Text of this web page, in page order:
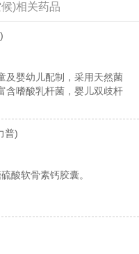
)相关药品
及婴幼儿配制，采用天然菌
含嗜酸乳杆菌，婴儿双歧杆
普)
酸软骨素钙胶囊。